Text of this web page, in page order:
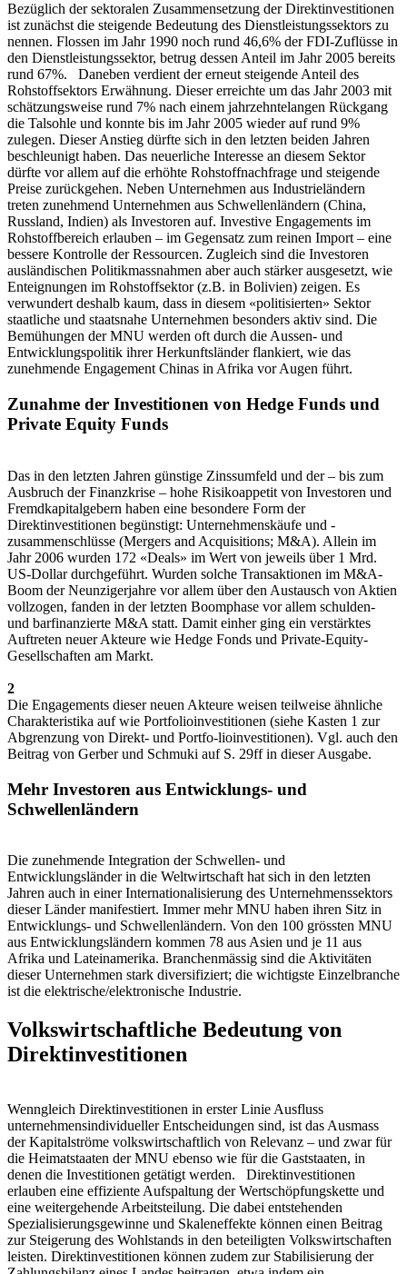
Bezüglich der sektoralen Zusammensetzung der Direktinvestitionen
ist zunächst die steigende Bedeutung des Dienstleistungssektors zu
nennen. Flossen im Jahr 1990 noch rund 46,6% der FDI-Zuflüsse in
den Dienstleistungssektor, betrug dessen Anteil im Jahr 2005 bereits
rund 67%. Daneben verdient der erneut steigende Anteil des
Rohstoffsektors Erwähnung. Dieser erreichte um das Jahr 2003 mit
schätzungsweise rund 7% nach einem jahrzehntelangen Rückgang
die Talsohle und konnte bis im Jahr 2005 wieder auf rund 9%
zulegen. Dieser Anstieg dürfte sich in den letzten beiden Jahren
beschleunigt haben. Das neuerliche Interesse an diesem Sektor
dürfte vor allem auf die erhöhte Rohstoffnachfrage und steigende
Preise zurückgehen. Neben Unternehmen aus Industrieländern
treten zunehmend Unternehmen aus Schwellenländern (China,
Russland, Indien) als Investoren auf. Investive Engagements im
Rohstoffbereich erlauben – im Gegensatz zum reinen Import – eine
bessere Kontrolle der Ressourcen. Zugleich sind die Investoren
ausländischen Politikmassnahmen aber auch stärker ausgesetzt, wie
Enteignungen im Rohstoffsektor (z.B. in Bolivien) zeigen. Es
verwundert deshalb kaum, dass in diesem «politisierten» Sektor
staatliche und staatsnahe Unternehmen besonders aktiv sind. Die
Bemühungen der MNU werden oft durch die Aussen- und
Entwicklungspolitik ihrer Herkunftsländer flankiert, wie das
zunehmende Engagement Chinas in Afrika vor Augen führt.
Zunahme der Investitionen von Hedge Funds und
Private Equity Funds
Das in den letzten Jahren günstige Zinssumfeld und der – bis zum
Ausbruch der Finanzkrise – hohe Risikoappetit von Investoren und
Fremdkapitalgebern haben eine besondere Form der
Direktinvestitionen begünstigt: Unternehmenskäufe und -
zusammenschlüsse (Mergers and Acquisitions; M&A). Allein im
Jahr 2006 wurden 172 «Deals» im Wert von jeweils über 1 Mrd.
US-Dollar durchgeführt. Wurden solche Transaktionen im M&A-
Boom der Neunzigerjahre vor allem über den Austausch von Aktien
vollzogen, fanden in der letzten Boomphase vor allem schulden-
und barfinanzierte M&A statt. Damit einher ging ein verstärktes
Auftreten neuer Akteure wie Hedge Fonds und Private-Equity-
Gesellschaften am Markt.
2
Die Engagements dieser neuen Akteure weisen teilweise ähnliche
Charakteristika auf wie Portfolioinvestitionen (siehe Kasten 1 zur
Abgrenzung von Direkt- und Portfo-lioinvestitionen). Vgl. auch den
Beitrag von Gerber und Schmuki auf S. 29ff in dieser Ausgabe.
Mehr Investoren aus Entwicklungs- und
Schwellenländern
Die zunehmende Integration der Schwellen- und
Entwicklungsländer in die Weltwirtschaft hat sich in den letzten
Jahren auch in einer Internationalisierung des Unternehmenssektors
dieser Länder manifestiert. Immer mehr MNU haben ihren Sitz in
Entwicklungs- und Schwellenländern. Von den 100 grössten MNU
aus Entwicklungsländern kommen 78 aus Asien und je 11 aus
Afrika und Lateinamerika. Branchenmässig sind die Aktivitäten
dieser Unternehmen stark diversifiziert; die wichtigste Einzelbranche
ist die elektrische/elektronische Industrie.
Volkswirtschaftliche Bedeutung von
Direktinvestitionen
Wenngleich Direktinvestitionen in erster Linie Ausfluss
unternehmensindividueller Entscheidungen sind, ist das Ausmass
der Kapitalströme volkswirtschaftlich von Relevanz – und zwar für
die Heimatstaaten der MNU ebenso wie für die Gaststaaten, in
denen die Investitionen getätigt werden. Direktinvestitionen
erlauben eine effiziente Aufspaltung der Wertschöpfungskette und
eine weitergehende Arbeitsteilung. Die dabei entstehenden
Spezialisierungsgewinne und Skaleneffekte können einen Beitrag
zur Steigerung des Wohlstands in den beteiligten Volkswirtschaften
leisten. Direktinvestitionen können zudem zur Stabilisierung der